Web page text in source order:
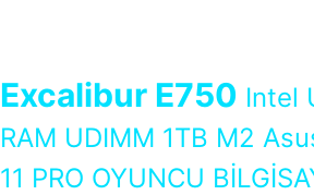
Excalibur E750 Intel
RAM UDIMM 1TB M2
11 PRO OYUNCU